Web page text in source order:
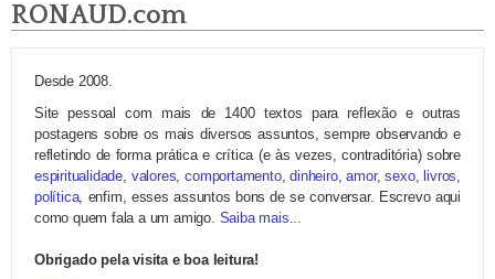
RONAUD.com
Desde 2008.
Site pessoal com mais de 1400 textos para reflexão e outras
postagens sobre os mais diversos assuntos, sempre observando e
refletindo de forma prática e crítica (e às vezes, contraditória) sobre
espiritualidade, valores,comportamento,dinheiro,amor,sexo, livros,
política, enfim, esses assuntos bons de se conversar. Escrevo aqui
como quem fala a um amigo. Saiba mais...
Obrigado pela visita e boa leitura!